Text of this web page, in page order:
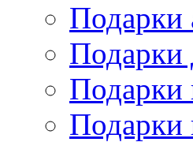
Подарки
Подарки
Подарки
Подарки